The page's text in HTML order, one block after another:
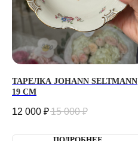
ТАРЕЛКА JOHANN SELTMANN
19 СМ
12 000 ₽15 000 ₽
КОНФИДЕНЦИАЛЬНОСТЬ
2018 - 2025 PLOMBIR FLOWERS
ДОГОВОР ОФЕРТЫ